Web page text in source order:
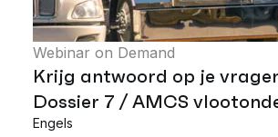
Webinar on Demand
Krijg antwoord op je
Dossier 7 / AMCS
Engels